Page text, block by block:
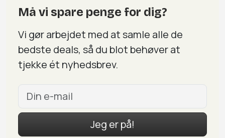
Må vi spare penge for dig?
Vi gør arbejdet med at samle alle de
bedste deals, så du blot behøver at
tjekke ét nyhedsbrev.
Jeg er på!